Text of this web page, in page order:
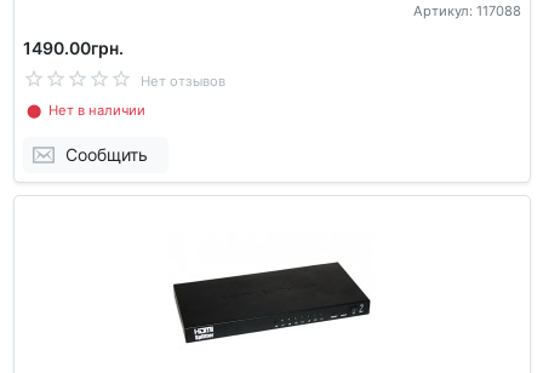
Артикул: 117088
1490.00грн.
Нет отзывов
⬤ Нет в наличии
Сообщить